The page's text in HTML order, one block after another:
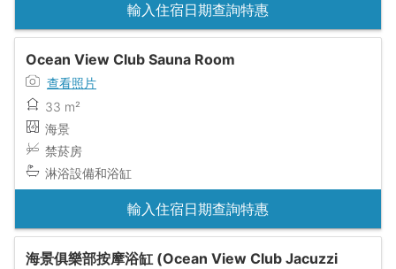
輸入住宿日期查詢特惠
Ocean View Club Sauna Room
查看照片
33 m²
海景
禁菸房
淋浴設備和浴缸
輸入住宿日期查詢特惠
海景俱樂部按摩浴缸 (Ocean View Club Jacuzzi